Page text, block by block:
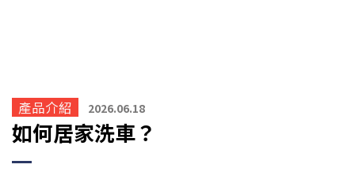
產品介紹 2026.06.18
如何居家洗車？